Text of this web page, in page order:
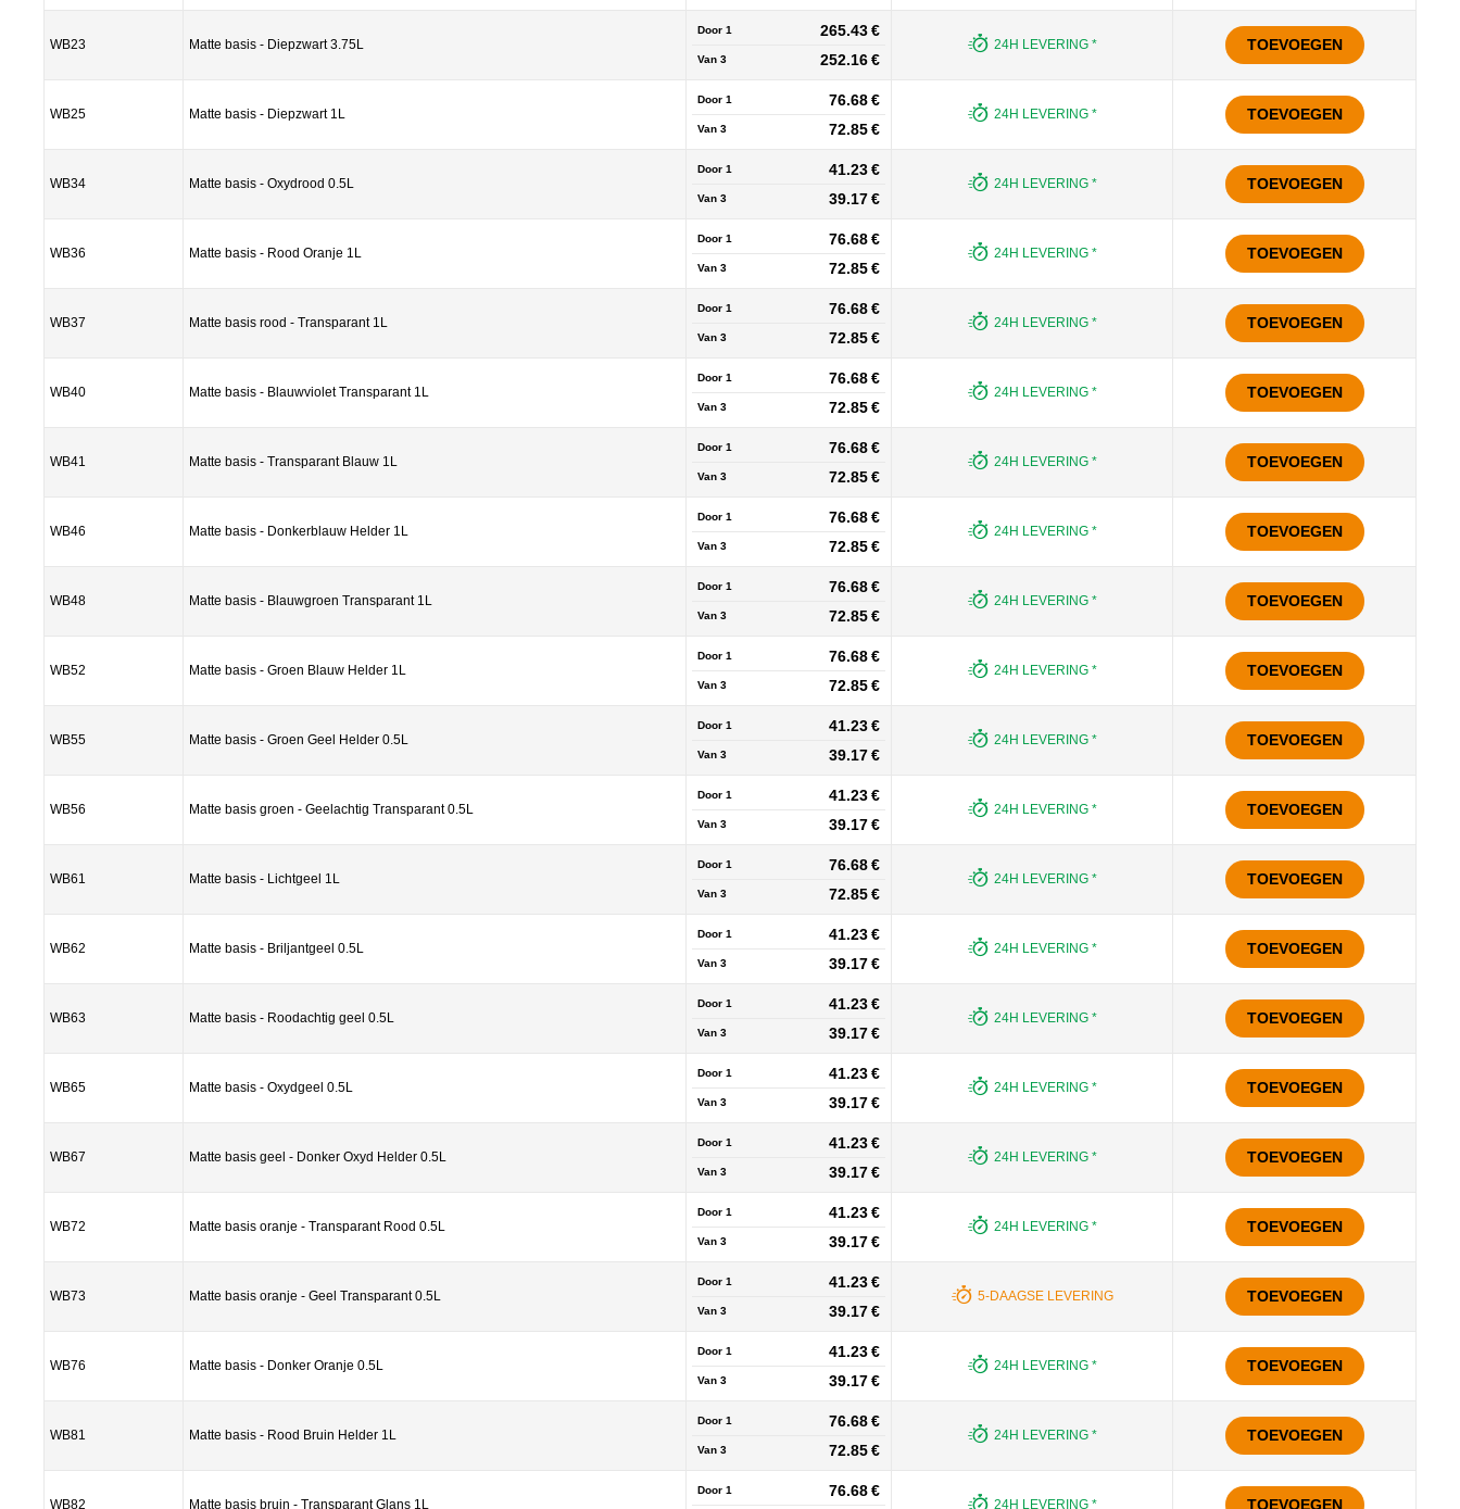
WB23 Matte basis - Diepzwart 3.75L
Door 1 265.43 €
Van 3 252.16 €
24H LEVERING * TOEVOEGEN
WB25 Matte basis - Diepzwart 1L
Door 1 76.68 €
Van 3 72.85 €
24H LEVERING * TOEVOEGEN
WB34 Matte basis - Oxydrood 0.5L
Door 1 41.23 €
Van 3 39.17 €
24H LEVERING * TOEVOEGEN
WB36 Matte basis - Rood Oranje 1L
Door 1 76.68 €
Van 3 72.85 €
24H LEVERING * TOEVOEGEN
WB37 Matte basis rood - Transparant 1L
Door 1 76.68 €
Van 3 72.85 €
24H LEVERING * TOEVOEGEN
WB40 Matte basis - Blauwviolet Transparant 1L
Door 1 76.68 €
Van 3 72.85 €
24H LEVERING * TOEVOEGEN
WB41 Matte basis - Transparant Blauw 1L
Door 1 76.68 €
Van 3 72.85 €
24H LEVERING * TOEVOEGEN
WB46 Matte basis - Donkerblauw Helder 1L
Door 1 76.68 €
Van 3 72.85 €
24H LEVERING * TOEVOEGEN
WB48 Matte basis - Blauwgroen Transparant 1L
Door 1 76.68 €
Van 3 72.85 €
24H LEVERING * TOEVOEGEN
WB52 Matte basis - Groen Blauw Helder 1L
Door 1 76.68 €
Van 3 72.85 €
24H LEVERING * TOEVOEGEN
WB55 Matte basis - Groen Geel Helder 0.5L
Door 1 41.23 €
Van 3 39.17 €
24H LEVERING * TOEVOEGEN
WB56 Matte basis groen - Geelachtig Transparant 0.5L
Door 1 41.23 €
Van 3 39.17 €
24H LEVERING * TOEVOEGEN
WB61 Matte basis - Lichtgeel 1L
Door 1 76.68 €
Van 3 72.85 €
24H LEVERING * TOEVOEGEN
WB62 Matte basis - Briljantgeel 0.5L
Door 1 41.23 €
Van 3 39.17 €
24H LEVERING * TOEVOEGEN
WB63 Matte basis - Roodachtig geel 0.5L
Door 1 41.23 €
Van 3 39.17 €
24H LEVERING * TOEVOEGEN
WB65 Matte basis - Oxydgeel 0.5L
Door 1 41.23 €
Van 3 39.17 €
24H LEVERING * TOEVOEGEN
WB67 Matte basis geel - Donker Oxyd Helder 0.5L
Door 1 41.23 €
Van 3 39.17 €
24H LEVERING * TOEVOEGEN
WB72 Matte basis oranje - Transparant Rood 0.5L
Door 1 41.23 €
Van 3 39.17 €
24H LEVERING * TOEVOEGEN
WB73 Matte basis oranje - Geel Transparant 0.5L
Door 1 41.23 €
Van 3 39.17 €
5-DAAGSE LEVERING TOEVOEGEN
WB76 Matte basis - Donker Oranje 0.5L
Door 1 41.23 €
Van 3 39.17 €
24H LEVERING * TOEVOEGEN
WB81 Matte basis - Rood Bruin Helder 1L
Door 1 76.68 €
Van 3 72.85 €
24H LEVERING * TOEVOEGEN
WB82 Matte basis bruin - Transparant Glans 1L
Door 1 76.68 €
24H LEVERING * TOEVOEGEN